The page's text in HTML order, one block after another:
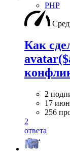
PHP
Как
2
17
256
2
ответа